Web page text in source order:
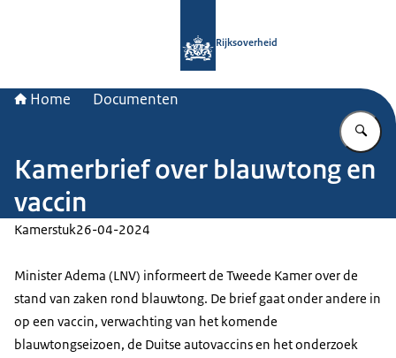
Rijksoverheid
Home Documenten
Kamerbrief over blauwtong en
vaccin
Kamerstuk26-04-2024
Minister Adema (LNV) informeert de Tweede Kamer over de
stand van zaken rond blauwtong. De brief gaat onder andere in
op een vaccin, verwachting van het komende
blauwtongseizoen, de Duitse autovaccins en het onderzoek